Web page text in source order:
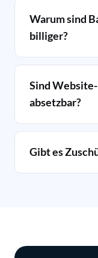
Warum sind
billiger?
Sind
absetzbar?
Gibt es